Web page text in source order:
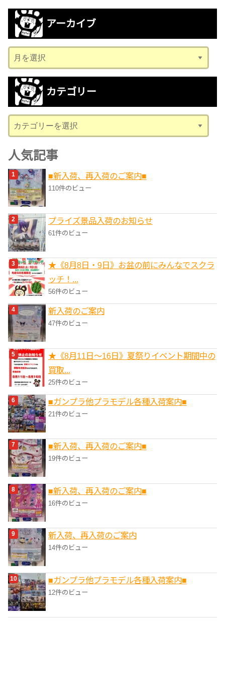
アーカイブ
ー
カ
ブ
カテゴリー
テ
ゴ
リ
ー
人気記事
■新入荷、再入荷のご案内■
110件のビュー
プライズ景品入荷のお知らせ
61件のビュー
★《8月8日・9日》お盆の前にみんなでスクラ
ッチ！...
56件のビュー
新入荷のご案内
47件のビュー
★《8月11日～16日》夏祭りイベント期間中の
買取...
25件のビュー
■ガンプラ他プラモデル各種入荷案内■
21件のビュー
■新入荷、再入荷のご案内■
19件のビュー
■新入荷、再入荷のご案内■
16件のビュー
新入荷、再入荷のご案内
14件のビュー
■ガンプラ他プラモデル各種入荷案内■
12件のビュー